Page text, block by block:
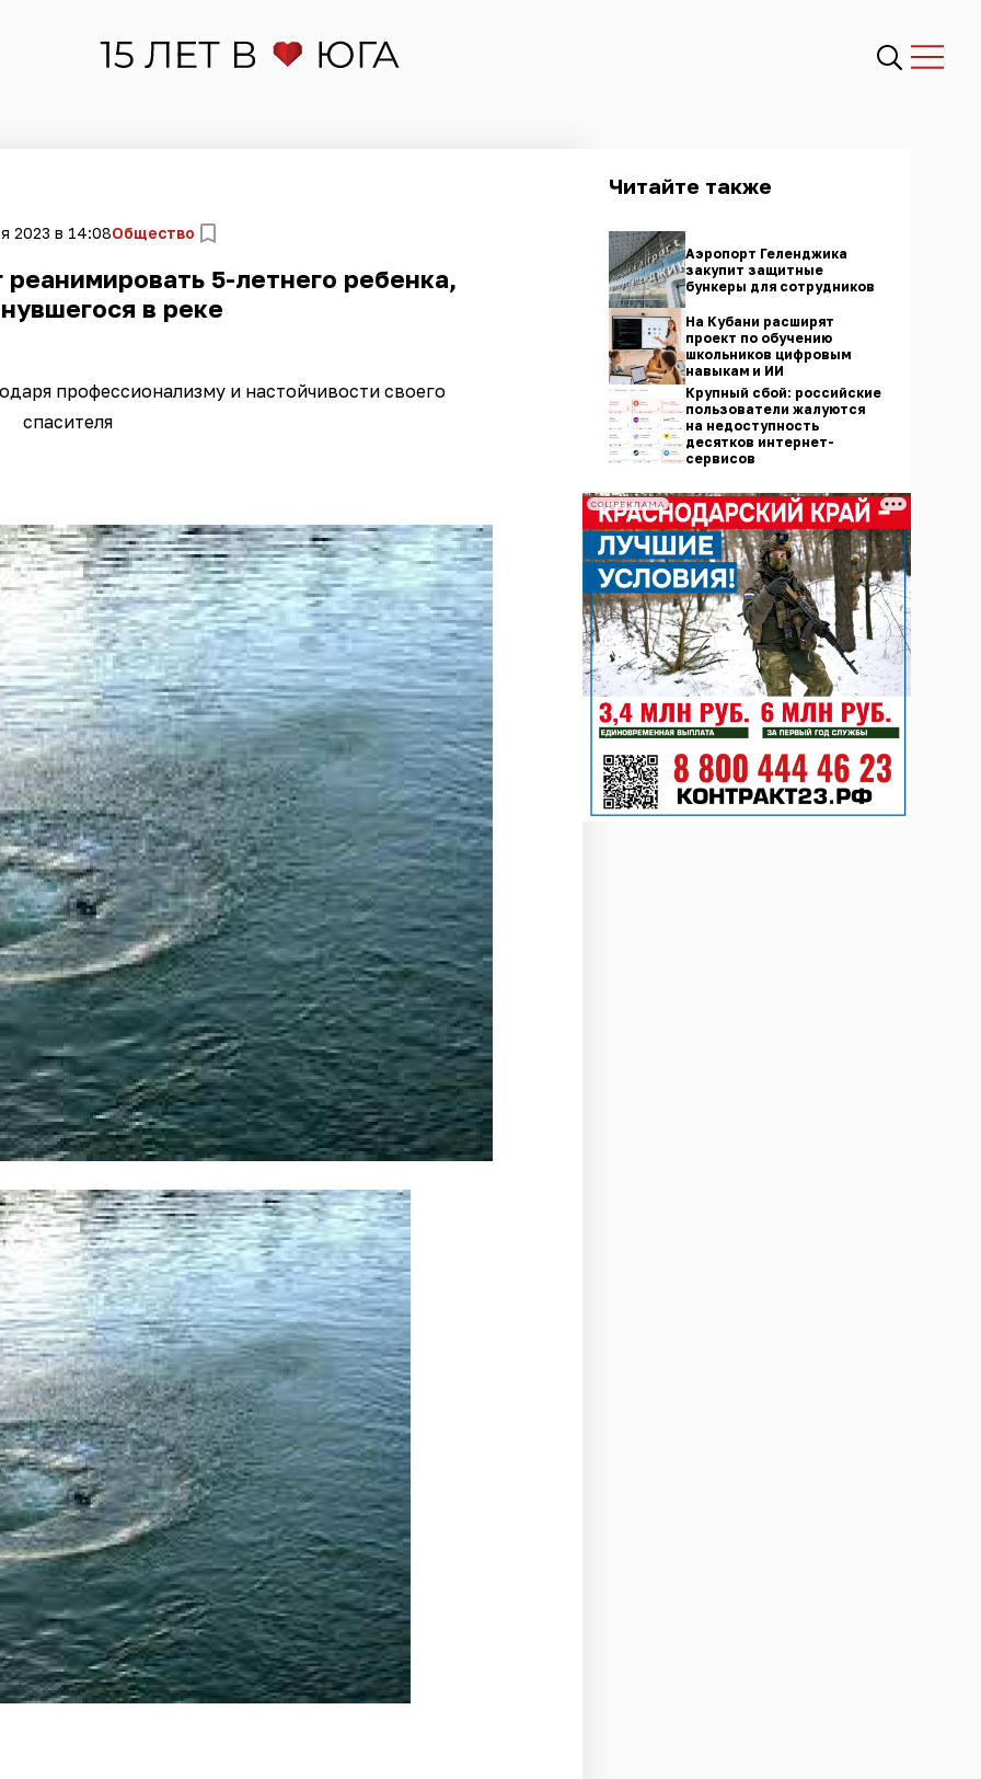
2023 в 14:08Общество
5-летнего ребенка,
в реке
профессионализму и настойчивости своего
спасителя
Читайте также
Аэропорт Геленджика
закупит защитные
бункеры для сотрудников
На Кубани расширят
проект по обучению
школьников цифровым
навыкам и ИИ
Крупный сбой: российские
пользователи жалуются
на недоступность
десятков интернет-
сервисов
СОЦРЕКЛАМА